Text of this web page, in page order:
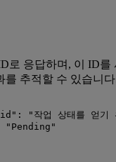
로 응답하며, 이 ID를
를 추적할 수 있습니
: " 작업 상태를 얻
" Pending "